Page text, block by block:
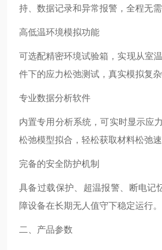
持、数据记录和异常报警，全程无需
高低温环境模拟功能
可选配精密环境试验箱，实现从室
件下的应力松弛测试，真实模拟复杂
专业数据分析软件
内置专用分析系统，可实时显示应
松弛模型拟合，轻松获取材料松弛速
完备的安全防护机制
具备过载保护、超温报警、断电记
障设备在长期无人值守下稳定运行。
二、产品参数